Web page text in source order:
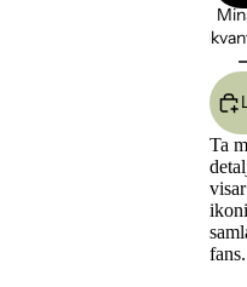
Ta
fans.